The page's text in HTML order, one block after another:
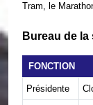
Tram, le
Bureau de la
FONCTION
Présidente